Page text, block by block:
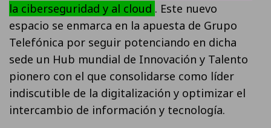
la ciberseguridad y al cloud . Este nuevo
espacio se enmarca en la apuesta de Grupo
Telefónica por seguir potenciando en dicha
sede un Hub mundial de Innovación y Talento
pionero con el que consolidarse como líder
indiscutible de la digitalización y optimizar el
intercambio de información y tecnología.